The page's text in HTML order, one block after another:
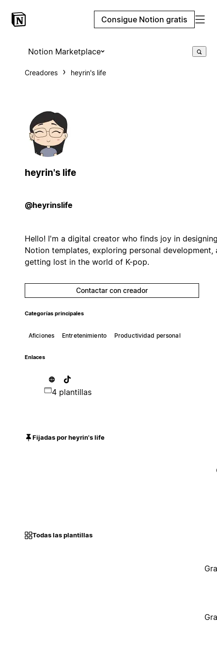
Consigue Notion gratis
Notion Marketplace
Creadores heyrin's life
heyrin's life
@heyrinslife
Hello! I'm a digital creator who finds joy in
Notion templates, exploring personal development,
getting lost in the world of K-pop.
Contactar con creador
Categorías principales
Aficiones Entretenimiento Productividad personal
Enlaces
4 plantillas
Fijadas por heyrin's life
Todas las plantillas